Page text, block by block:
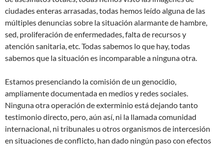
ciudades enteras arrasadas, todas hemos leído alguna de las
múltiples denuncias sobre la situación alarmante de hambre,
sed, proliferación de enfermedades, falta de recursos y
atención sanitaria, etc. Todas sabemos lo que hay, todas
sabemos que la situación es incomparable a ninguna otra.
Estamos presenciando la comisión de un genocidio,
ampliamente documentada en medios y redes sociales.
Ninguna otra operación de exterminio está dejando tanto
testimonio directo, pero, aún así, ni la llamada comunidad
internacional, ni tribunales u otros organismos de intercesión
en situaciones de conflicto, han dado ningún paso con efectos